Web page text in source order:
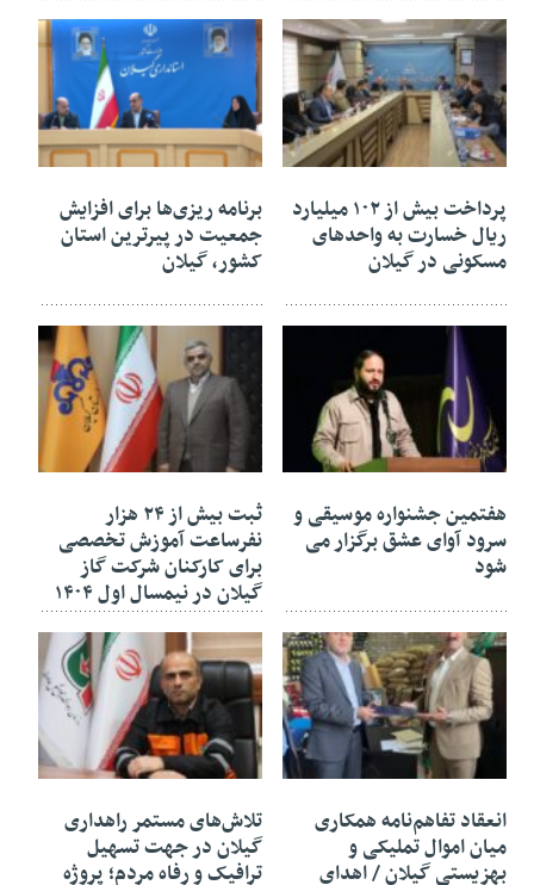
۰۶ آبان ۱۴۰۴
پرداخت بیش از ۱۰۲ میلیارد
ریال خسارت به واحدهای
مسکونی در گیلان
۰۶ آبان ۱۴۰۴
برنامه ریزی‌ها برای افزایش
جمعیت در پیرترین استان
کشور، گیلان
۰۵ آبان ۱۴۰۴
هفتمین جشنواره موسیقی و
سرود آوای عشق برگزار می
شود
ثبت بیش از ۲۴ هزار
نفرساعت آموزش تخصصی
برای کارکنان شرکت گاز
گیلان در نیمسال اول ۱۴۰۴
۰۵ آبان ۱۴۰۴
انعقاد تفاهم‌نامه همکاری
میان اموال تملیکی و
بهزیستی گیلان / اهدای
۰۳ آبان ۱۴۰۴
تلاش‌های مستمر راهداری
گیلان در جهت تسهیل
ترافیک و رفاه مردم؛ پروژه